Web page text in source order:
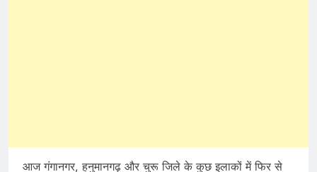
आज गंगानगर, हनुमानगढ़ और चुरू जिले के कुछ इलाकों में फिर से